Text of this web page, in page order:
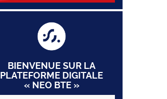
BIENVENUE SUR LA
PLATEFORME DIGITALE
« NEO BTE »